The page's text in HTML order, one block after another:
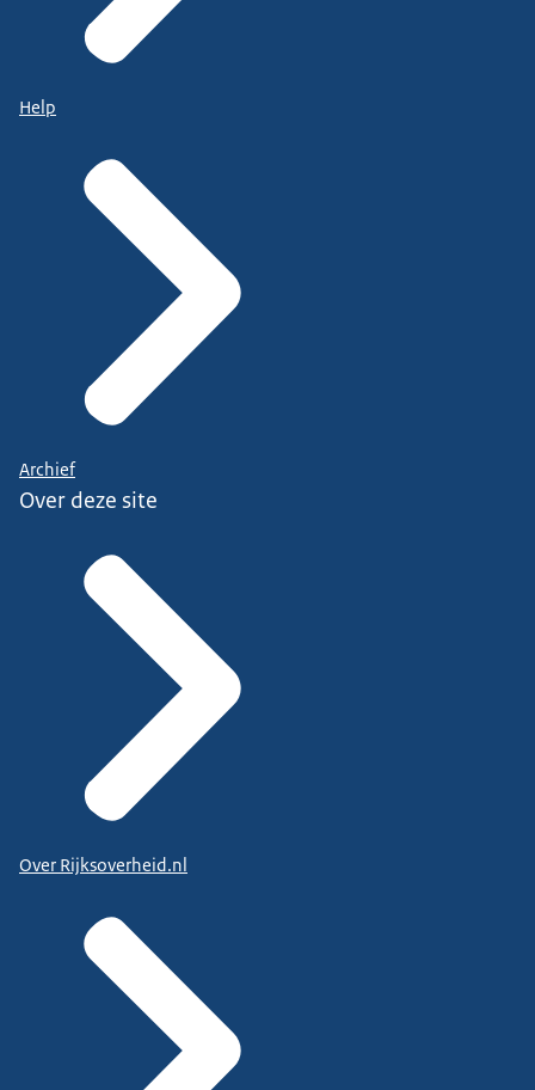
Help
Archief
Over deze site
Over Rijksoverheid.nl